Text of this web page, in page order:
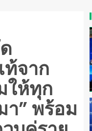
ท้จาก
ให้ทุก
” พร้อม